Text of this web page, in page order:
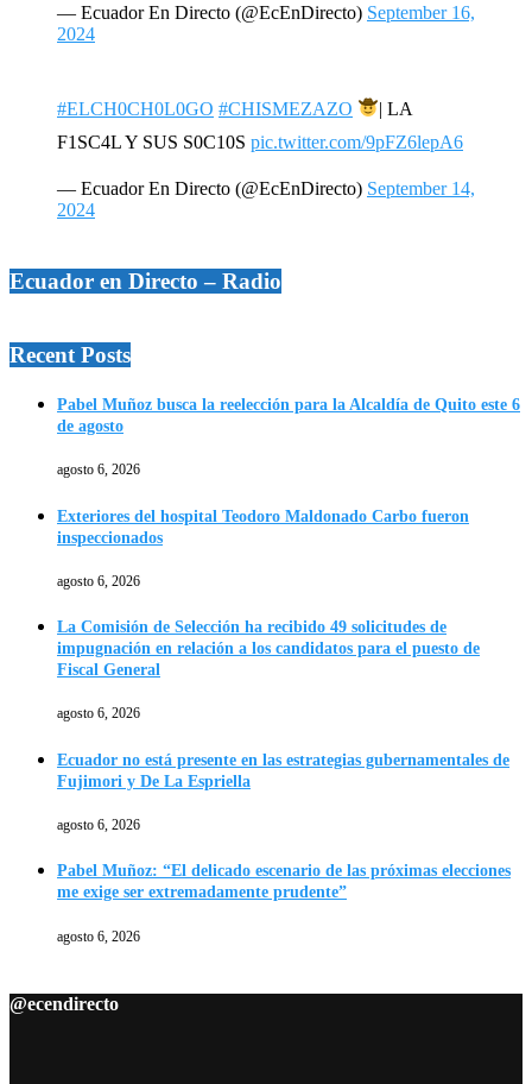
— Ecuador En Directo (@EcEnDirecto) September 16,
2024
#ELCH0CH0L0GO #CHISMEZAZO
| LA
F1SC4L Y SUS S0C10S pic.twitter.com/9pFZ6lepA6
— Ecuador En Directo (@EcEnDirecto) September 14,
2024
Ecuador en Directo – Radio
Recent Posts
Pabel Muñoz busca la reelección para la Alcaldía de Quito este 6
de agosto
agosto 6, 2026
Exteriores del hospital Teodoro Maldonado Carbo fueron
inspeccionados
agosto 6, 2026
La Comisión de Selección ha recibido 49 solicitudes de
impugnación en relación a los candidatos para el puesto de
Fiscal General
agosto 6, 2026
Ecuador no está presente en las estrategias gubernamentales de
Fujimori y De La Espriella
agosto 6, 2026
Pabel Muñoz: “El delicado escenario de las próximas elecciones
me exige ser extremadamente prudente”
agosto 6, 2026
@ecendirecto